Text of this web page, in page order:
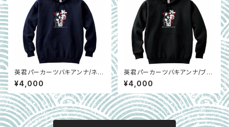
英君パーカーツバキアンナ/ネイ
ビー
¥4,000
英君パーカーツバキアンナ/ブラ
ック
¥4,000